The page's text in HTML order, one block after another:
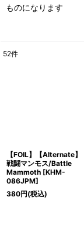
ものになります
52件
【FOIL】【Alternate】
戦闘マンモス/Battle
Mammoth [KHM-
086JPM]
380円(税込)